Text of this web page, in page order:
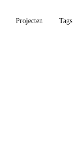
Projecten Tags